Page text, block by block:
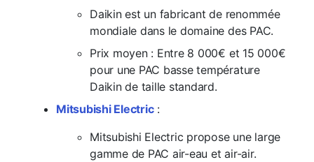
Daikin est un fabricant de renommée
mondiale dans le domaine des PAC.
Prix moyen : Entre 8 000€ et 15 000€
pour une PAC basse température
Daikin de taille standard.
Mitsubishi Electric:
Mitsubishi Electric propose une large
gamme de PAC air-eau et air-air.